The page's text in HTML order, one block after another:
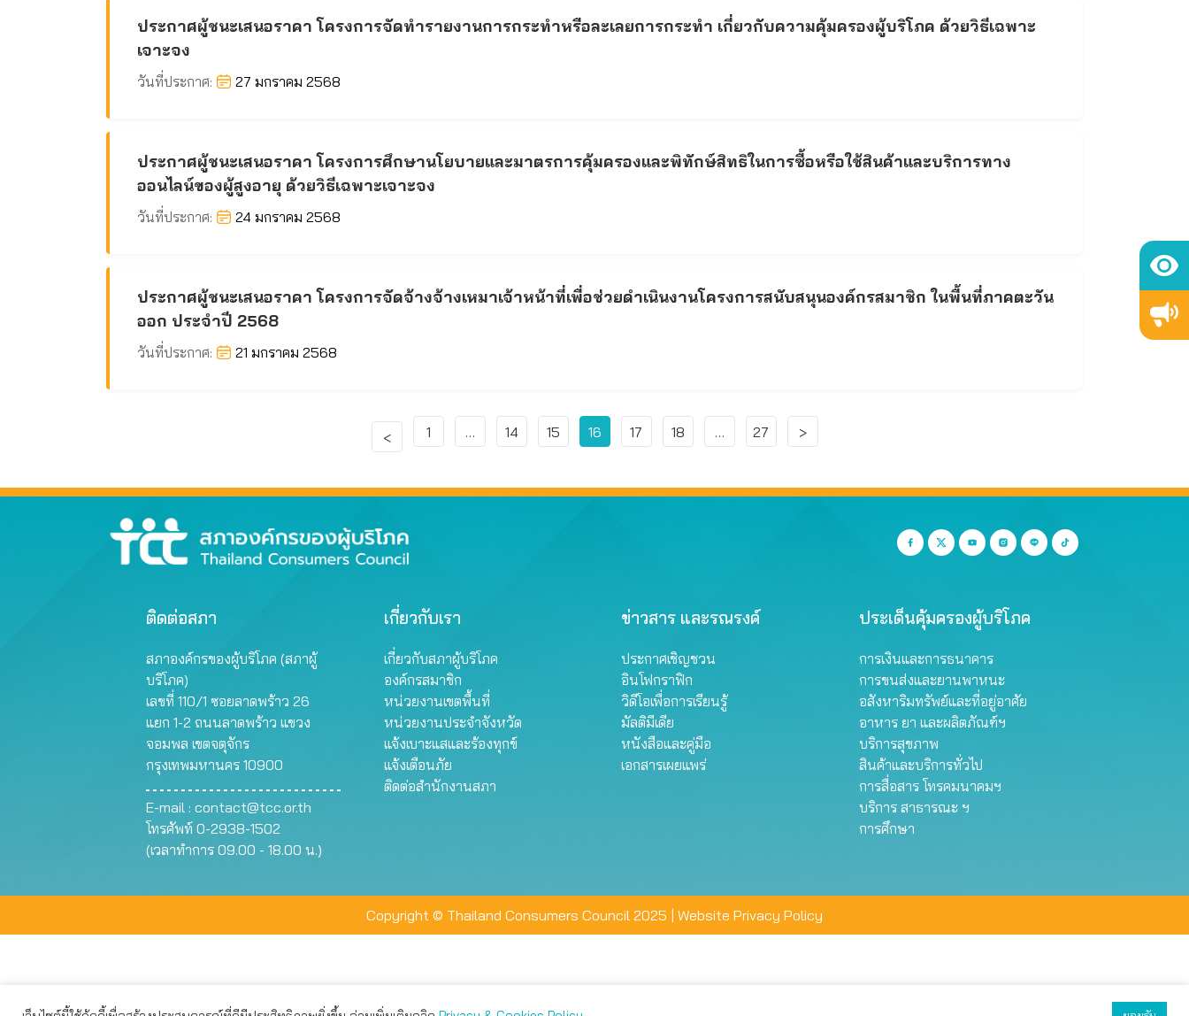
ประกาศผู้ชนะเสนอราคา โครงการจัดทำรายงานการกระทำหรือละเลยการกระทำ เกี่ยวกับความคุ้มครองผู้บริโภค ด้วยวิธีเฉพาะ
เจาะจง
วันที่ประกาศ: 27 มกราคม 2568
ประกาศผู้ชนะเสนอราคา โครงการศึกษานโยบายและมาตรการคุ้มครองและพิทักษ์สิทธิในการซื้อหรือใช้สินค้าและบริการทาง
ออนไลน์ของผู้สูงอายุ ด้วยวิธีเฉพาะเจาะจง
วันที่ประกาศ: 24 มกราคม 2568
ประกาศผู้ชนะเสนอราคา โครงการจัดจ้างจ้างเหมาเจ้าหน้าที่เพื่อช่วยดำเนินงานโครงการสนับสนุนองค์กรสมาชิก ในพื้นที่ภาคตะวัน
ออก ประจำปี 2568
วันที่ประกาศ: 21 มกราคม 2568
< 1 … 14 15 16 17 18 … 27 >
ติดต่อสภา
สภาองค์กรของผู้บริโภค (สภาผู้
บริโภค)
เลขที่ 110/1 ซอยลาดพร้าว 26
แยก 1-2 ถนนลาดพร้าว แขวง
จอมพล เขตจตุจักร
กรุงเทพมหานคร 10900
E-mail : contact@tcc.or.th
โทรศัพท์ 0-2938-1502
(เวลาทำการ 09.00 - 18.00 น.)
เกี่ยวกับเรา
เกี่ยวกับสภาผู้บริโภค
องค์กรสมาชิก
หน่วยงานเขตพื้นที่
หน่วยงานประจำจังหวัด
แจ้งเบาะแสและร้องทุกข์
แจ้งเตือนภัย
ติดต่อสำนักงานสภา
ข่าวสาร และรณรงค์
ประกาศเชิญชวน
อินโฟกราฟิก
วิดีโอเพื่อการเรียนรู้
มัลติมีเดีย
หนังสือและคู่มือ
เอกสารเผยแพร่
ประเด็นคุ้มครองผู้บริโภค
การเงินและการธนาคาร
การขนส่งและยานพาหนะ
อสังหาริมทรัพย์และที่อยู่อาศัย
อาหาร ยา และผลิตภัณฑ์ฯ
บริการสุขภาพ
สินค้าและบริการทั่วไป
การสื่อสาร โทรคมนาคมฯ
บริการ สาธารณะ ฯ
การศึกษา
Copyright © Thailand Consumers Council 2025 | Website Privacy Policy